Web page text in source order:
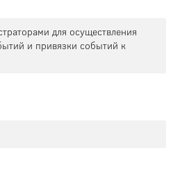
для осуществления
и привязки событий к